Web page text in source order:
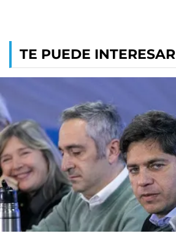
TE PUEDE INTERESAR